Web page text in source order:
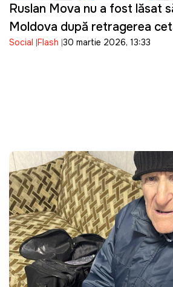
Ruslan Mova nu a fost lăsat
Moldova după retragerea
Social Flash 30 martie 2026, 13:33